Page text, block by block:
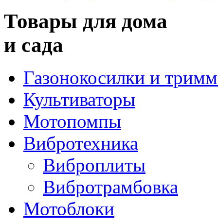
Товары для дома
и сада
Газонокосилки и
Культиваторы
Мотопомпы
Вибротехника
Виброплиты
Вибротрамбовка
Мотоблоки